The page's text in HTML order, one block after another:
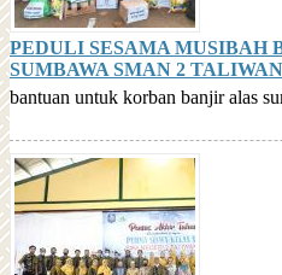
PEDULI SESAMA MUSIBAH
SUMBAWA SMAN 2
bantuan untuk korban banjir alas